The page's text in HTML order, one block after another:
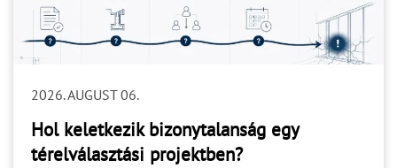
2026. AUGUST 06.
Hol keletkezik bizonytalanság egy
térelválasztási projektben?